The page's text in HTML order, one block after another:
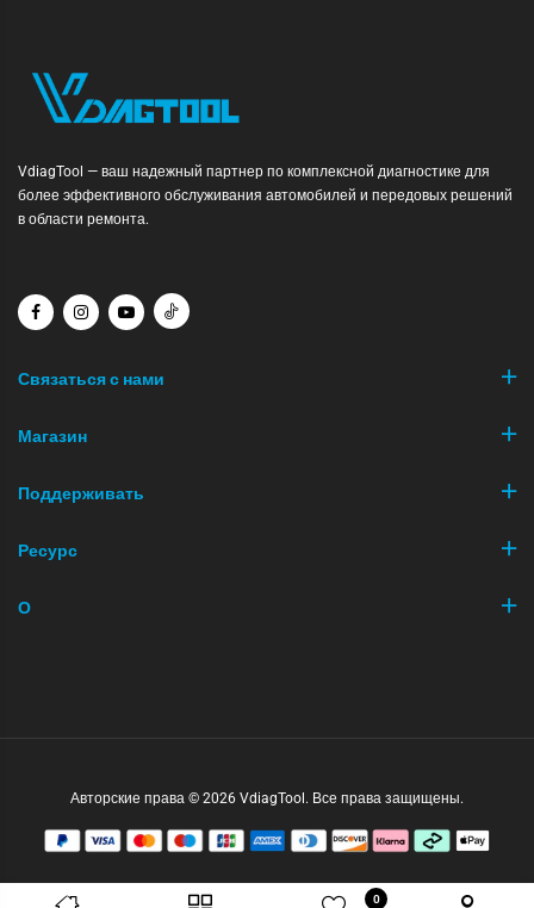
VdiagTool — ваш надежный партнер по комплексной диагностике для
более эффективного обслуживания автомобилей и передовых решений
в области ремонта.
Связаться с нами
Магазин
Поддерживать
Ресурс
О
Авторские права © 2026 VdiagTool. Все права защищены.
0